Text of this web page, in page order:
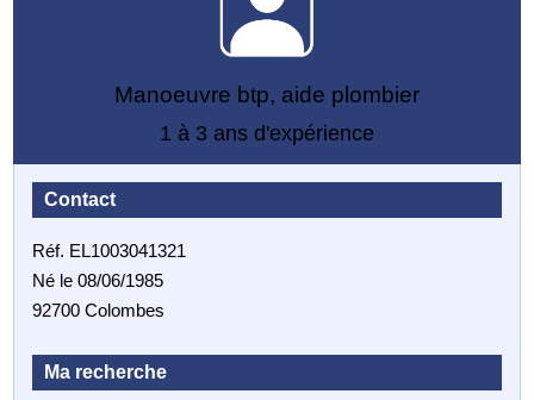
Manoeuvre btp, aide plombier
1 à 3 ans d'expérience
Contact
Réf. EL1003041321
Né le 08/06/1985
92700 Colombes
Ma recherche